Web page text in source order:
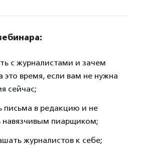
с журналистами и зачем
это время, если вам не нужна
сейчас;
письма в редакцию и не
навязчивым пиарщиком;
журналистов к себе;